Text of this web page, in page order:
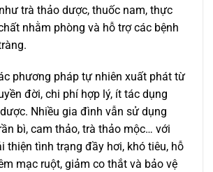
trà thảo dược, thuốc nam, thực
nhằm phòng và hỗ trợ các bệnh
phương pháp tự nhiên xuất phát từ
đời, chi phí hợp lý, ít tác dụng
Nhiều gia đình vẫn sử dụng
bì, cam thảo, trà thảo mộc… với
thiện tình trạng đầy hơi, khó tiêu, hỗ
mạc ruột, giảm co thắt và bảo vệ